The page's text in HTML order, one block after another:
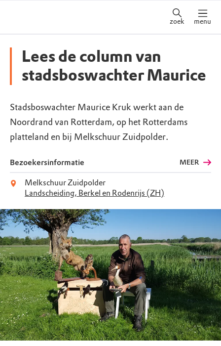
zoek menu
Lees de column van
stadsboswachter Maurice
Stadsboswachter Maurice Kruk werkt aan de
Noordrand van Rotterdam, op het Rotterdams
platteland en bij Melkschuur Zuidpolder.
Bezoekersinformatie MEER
Melkschuur Zuidpolder
Landscheiding, Berkel en Rodenrijs (ZH)